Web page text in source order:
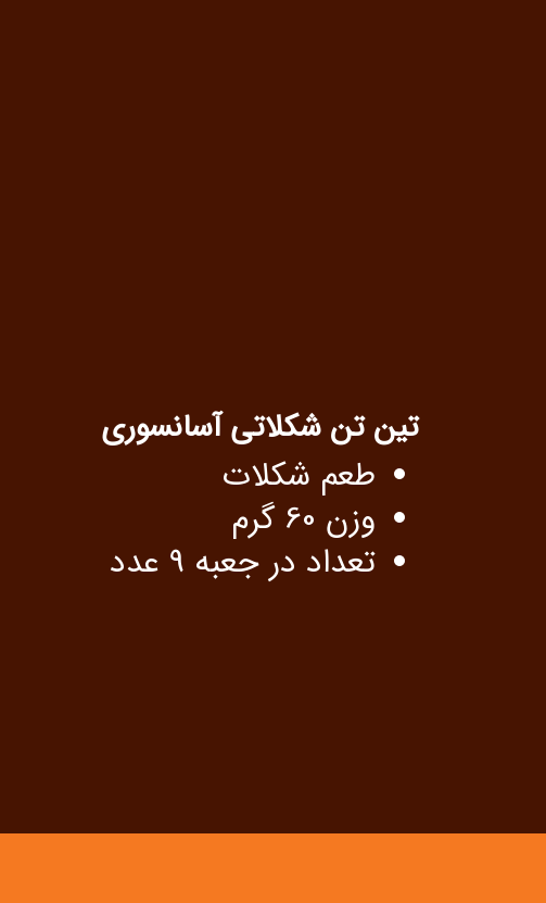
تین تن شکلاتی آسانسوری
طعم شکلات
وزن 60 گرم
تعداد در جعبه 9 عدد